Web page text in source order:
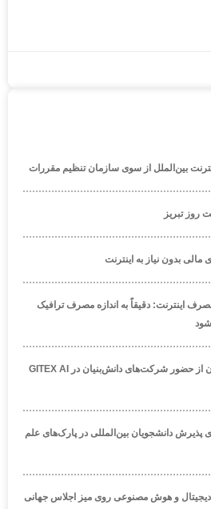
روز تبریز
بدون نیاز به اینترنت
اینترنت: دقیقاً به اندازه مصرف ترافیک
حمایت تا سقف ۴۵۰ میلیون تومان از حضور شرکت‌های دانش‌بنیان در GITEX AI
پذیرش دانشجویان بین‌المللی در پارک‌های علم
دیجیتال و هوش مصنوعی روی میز اجلاس جهانی